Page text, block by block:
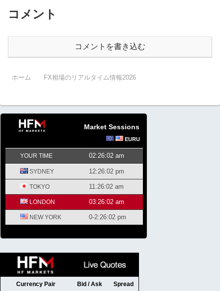
コメント
コメントを書き込む
ホーム FX相場のリアルタイム情報2026
Market Sessions